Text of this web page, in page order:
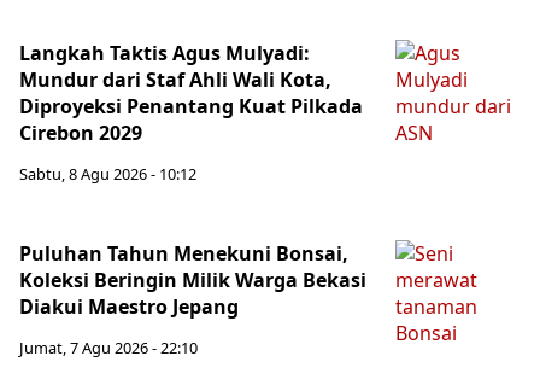
Langkah Taktis Agus Mulyadi:
Mundur dari Staf Ahli Wali Kota,
Diproyeksi Penantang Kuat Pilkada
Cirebon 2029
Sabtu, 8 Agu 2026 - 10:12
Puluhan Tahun Menekuni Bonsai,
Koleksi Beringin Milik Warga Bekasi
Diakui Maestro Jepang
Jumat, 7 Agu 2026 - 22:10